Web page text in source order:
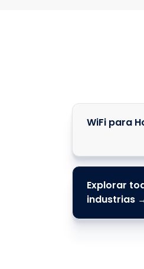
WiFi para
Explorar
industrias